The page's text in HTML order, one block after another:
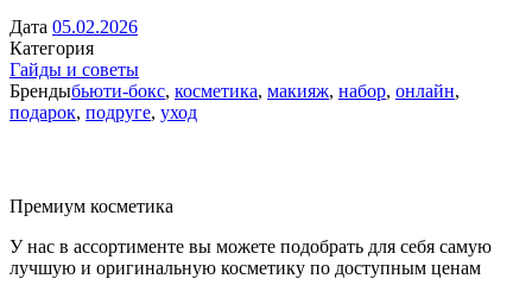
Дата 05.02.2026
Категория
Гайды и советы
Брендыбьюти-бокс, косметика, макияж, набор, онлайн,
подарок, подруге, уход
Премиум косметика
У нас в ассортименте вы можете подобрать для себя самую
лучшую и оригинальную косметику по доступным ценам